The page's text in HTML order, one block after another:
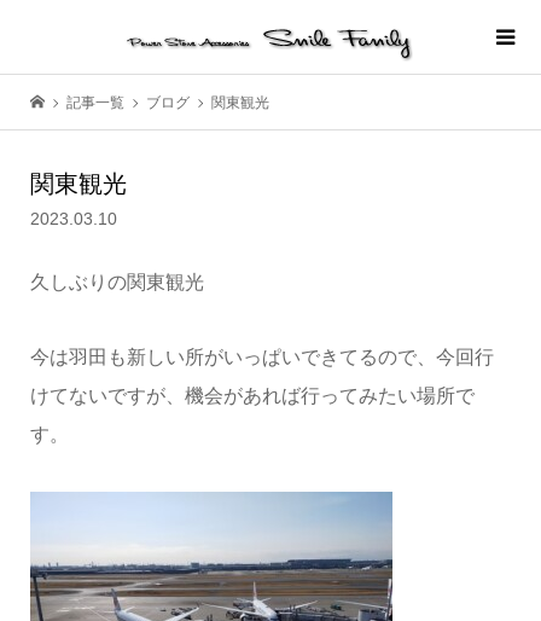
記事一覧 ブログ 関東観光
関東観光
2023.03.10
久しぶりの関東観光
今は羽田も新しい所がいっぱいできてるので、今回行
けてないですが、機会があれば行ってみたい場所で
す。